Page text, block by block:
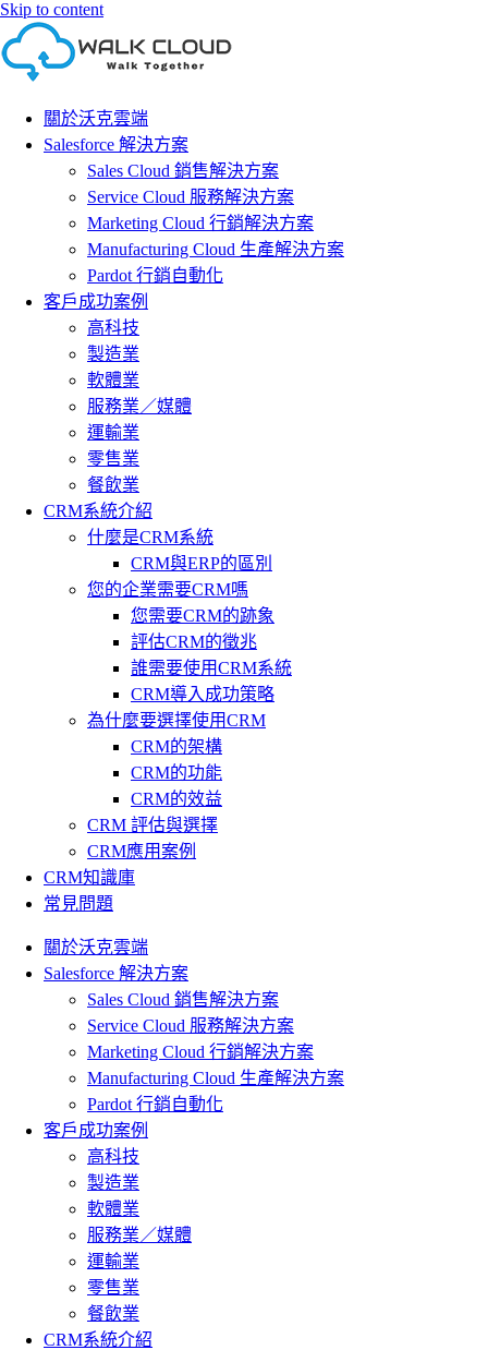
Skip to content
關於沃克雲端
Salesforce 解決方案
Sales Cloud 銷售解決方案
Service Cloud 服務解決方案
Marketing Cloud 行銷解決方案
Manufacturing Cloud 生產解決方案
Pardot 行銷自動化
客戶成功案例
高科技
製造業
軟體業
服務業／媒體
運輸業
零售業
餐飲業
CRM系統介紹
什麼是CRM系統
CRM與ERP的區別
您的企業需要CRM嗎
您需要CRM的跡象
評估CRM的徵兆
誰需要使用CRM系統
CRM導入成功策略
為什麼要選擇使用CRM
CRM的架構
CRM的功能
CRM的效益
CRM 評估與選擇
CRM應用案例
CRM知識庫
常見問題
關於沃克雲端
Salesforce 解決方案
Sales Cloud 銷售解決方案
Service Cloud 服務解決方案
Marketing Cloud 行銷解決方案
Manufacturing Cloud 生產解決方案
Pardot 行銷自動化
客戶成功案例
高科技
製造業
軟體業
服務業／媒體
運輸業
零售業
餐飲業
CRM系統介紹